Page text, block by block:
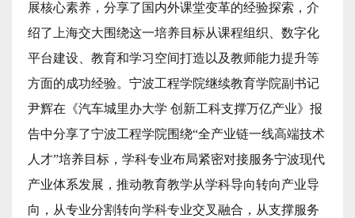
展核心素养，分享了国内外课堂变革的经验探索，介
绍了上海交大围绕这一培养目标从课程组织、数字化
平台建设、教育和学习空间打造以及教师能力提升等
方面的成功经验。 宁波工程学院继续教育学院副书记
尹辉在《汽车城里办大学 创新工科支撑万亿产业》报
告中分享了宁波工程学院围绕“全产业链一线高端技术
人才”培养目标，学科专业布局紧密对接服务宁波现代
产业体系发展，推动教育教学从学科导向转向产业导
向，从专业分割转向学科专业交叉融合，从支撑服务